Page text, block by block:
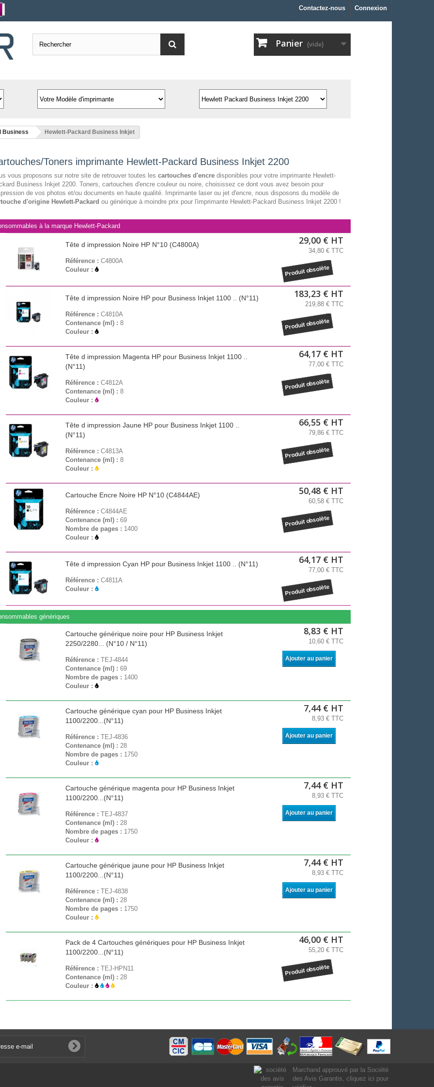
Connexion
Contactez-nous
Panier (vide)
Business Hewlett-Packard Business Inkjet
Toners imprimante Hewlett-Packard Business Inkjet 2200
vous proposons sur notre site de retrouver toutes les cartouches d'encredisponibles pour votre imprimante Hewlett-
Business Inkjet 2200. Toners, cartouches d'encre couleur ou noire, choisissez ce dont vous avez besoin pour
de vos photos et/ou documents en haute qualité. Imprimante laser ou jet d'encre, nous disposons du modèle de
d'origine Hewlett-Packard ou générique à moindre prix pour l'imprimante Hewlett-Packard Business Inkjet 2200 !
à la marque Hewlett-Packard
Tête d impression Noire HP N°10 (C4800A)
Référence :C4800A
Couleur :
29,00 € HT
34,80 € TTC
Produit obsolète
Tête d impression Noire HP pour Business Inkjet 1100 .. (N°11)
Référence :C4810A
Contenance (ml) :8
Couleur :
183,23 € HT
219,88 € TTC
Produit obsolète
Tête d impression Magenta HP pour Business Inkjet 1100 ..
(N°11)
Référence :C4812A
Contenance (ml) :8
Couleur :
64,17 € HT
77,00 € TTC
Produit obsolète
Tête d impression Jaune HP pour Business Inkjet 1100 ..
(N°11)
Référence :C4813A
Contenance (ml) :8
Couleur :
66,55 € HT
79,86 € TTC
Produit obsolète
Cartouche Encre Noire HP N°10 (C4844AE)
Référence :C4844AE
Contenance (ml) :69
Nombre de pages : 1400
Couleur :
50,48 € HT
60,58 € TTC
Produit obsolète
Tête d impression Cyan HP pour Business Inkjet 1100 .. (N°11)
Référence :C4811A
Couleur :
64,17 € HT
77,00 € TTC
Produit obsolète
génériques
Cartouche générique noire pour HP Business Inkjet
2250/2280... (N°10 / N°11)
Référence :TEJ-4844
Contenance (ml) :69
Nombre de pages : 1400
Couleur :
8,83 € HT
10,60 € TTC
Ajouter au panier
Cartouche générique cyan pour HP Business Inkjet
1100/2200...(N°11)
Référence :TEJ-4836
Contenance (ml) :28
Nombre de pages : 1750
Couleur :
7,44 € HT
8,93 € TTC
Ajouter au panier
Cartouche générique magenta pour HP Business Inkjet
1100/2200...(N°11)
Référence :TEJ-4837
Contenance (ml) :28
Nombre de pages : 1750
Couleur :
7,44 € HT
8,93 € TTC
Ajouter au panier
Cartouche générique jaune pour HP Business Inkjet
1100/2200...(N°11)
Référence :TEJ-4838
Contenance (ml) :28
Nombre de pages : 1750
Couleur :
7,44 € HT
8,93 € TTC
Ajouter au panier
Pack de 4 Cartouches génériques pour HP Business Inkjet
1100/2200...(N°11)
Référence :TEJ-HPN11
Contenance (ml) :28
Couleur :
46,00 € HT
55,20 € TTC
Produit obsolète
Marchand approuvé par la Société
des Avis Garantis, cliquez ici pour